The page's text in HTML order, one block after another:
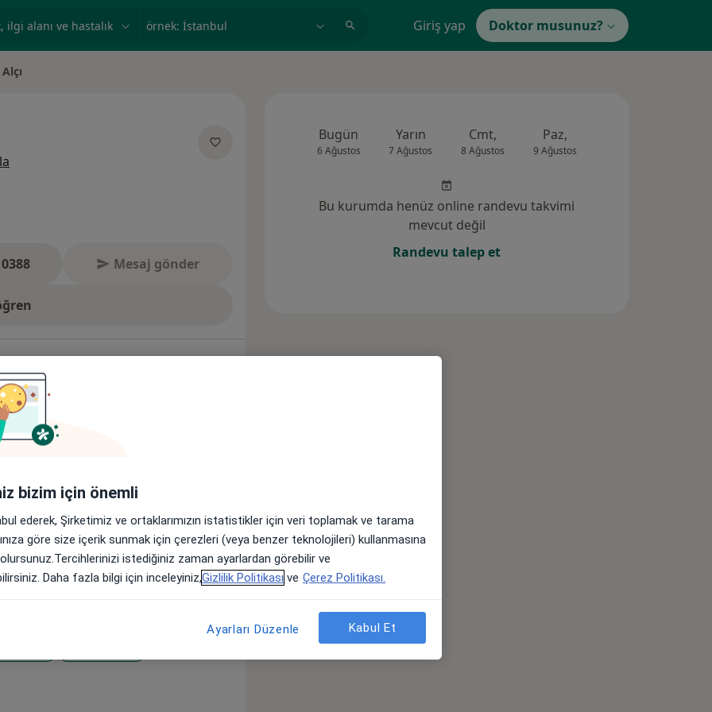
örnek: İstanbul Giriş yap Doktor musunuz?
Mesaj gönder
Sigortalar Görüşler (130)
Tıp Fakültesi' nden mezun
genel cerrahi uzmanlık eğitimimi Ege
Dalı' nda tamamladım. 2018
Cerrahi Anabilim Dalı' nda öğretim
itibariyle Genel Cerrahi alanında
Bugün
6 Ağustos
Yarın
7 Ağustos
Cmt,
8 Ağustos
Paz,
9 Ağustos
Bu kurumda henüz online randevu takvimi
mevcut değil
Randevu talep et
bizim için önemli
ederek, Şirketimiz ve ortaklarımızın istatistikler için veri toplamak ve tarama
göre size içerik sunmak için çerezleri (veya benzer teknolojileri) kullanmasına
istediğiniz zaman ayarlardan görebilir ve
Daha fazla bilgi için inceleyiniz,Gizlilik Politikası ve Çerez Politikası.
Ayarları Düzenle Kabul Et